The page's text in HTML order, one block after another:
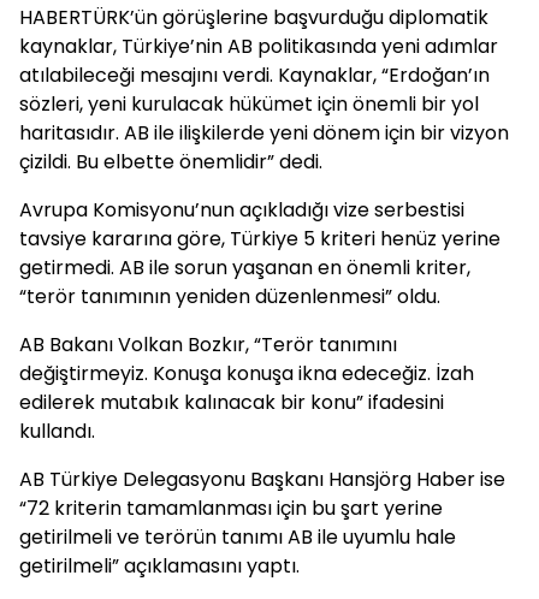
HABERTÜRK’ün görüşlerine başvurduğu diplomatik
kaynaklar, Türkiye’nin AB politikasında yeni adımlar
atılabileceği mesajını verdi. Kaynaklar, “Erdoğan’ın
sözleri, yeni kurulacak hükümet için önemli bir yol
haritasıdır. AB ile ilişkilerde yeni dönem için bir vizyon
çizildi. Bu elbette önemlidir” dedi.
Avrupa Komisyonu’nun açıkladığı vize serbestisi
tavsiye kararına göre, Türkiye 5 kriteri henüz yerine
getirmedi. AB ile sorun yaşanan en önemli kriter,
“terör tanımının yeniden düzenlenmesi” oldu.
AB Bakanı Volkan Bozkır, “Terör tanımını
değiştirmeyiz. Konuşa konuşa ikna edeceğiz. İzah
edilerek mutabık kalınacak bir konu” ifadesini
kullandı.
AB Türkiye Delegasyonu Başkanı Hansjörg Haber ise
“72 kriterin tamamlanması için bu şart yerine
getirilmeli ve terörün tanımı AB ile uyumlu hale
getirilmeli” açıklamasını yaptı.